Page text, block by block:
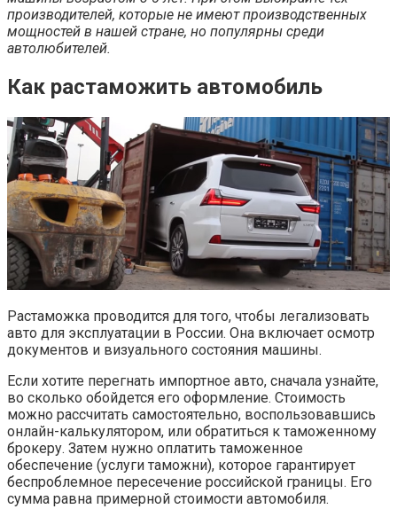
производителей, которые не имеют производственных
мощностей в нашей стране, но популярны среди
автолюбителей.
Как растаможить автомобиль
Растаможка проводится для того, чтобы легализовать
авто для эксплуатации в России. Она включает осмотр
документов и визуального состояния машины.
Если хотите перегнать импортное авто, сначала узнайте,
во сколько обойдется его оформление. Стоимость
можно рассчитать самостоятельно, воспользовавшись
онлайн-калькулятором, или обратиться к таможенному
брокеру. Затем нужно оплатить таможенное
обеспечение (услуги таможни), которое гарантирует
беспроблемное пересечение российской границы. Его
сумма равна примерной стоимости автомобиля.